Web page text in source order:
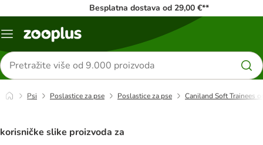
Besplatna dostava od 29,00 €**
Izbornik
Traži
proizvode
Psi Poslastice za pse Poslastice za pse Caniland Soft Trainees
korisničke slike proizvoda za